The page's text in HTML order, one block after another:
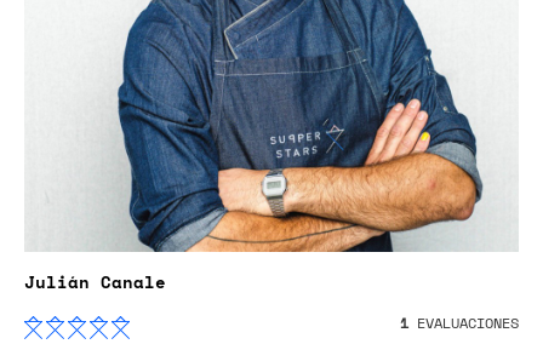
Julián Canale
1 EVALUACIONES